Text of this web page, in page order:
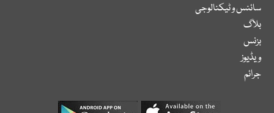
سائنس و ٹیکنالوجی
بلاگ
بزنس
ویڈیوز
جرائم